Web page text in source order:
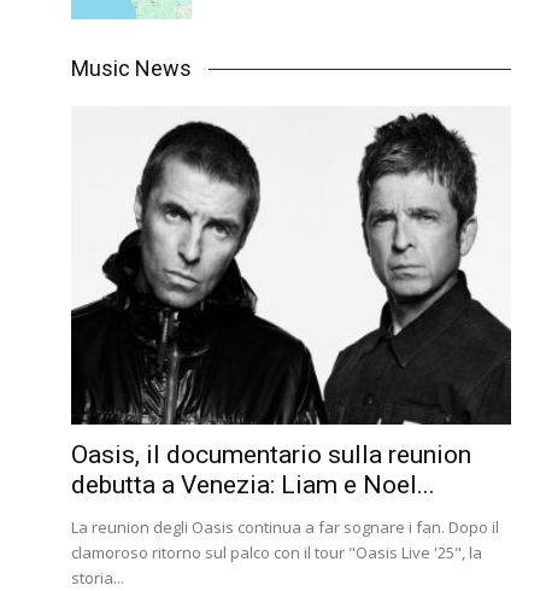
Music News
Oasis, il documentario sulla reunion
debutta a Venezia: Liam e Noel...
La reunion degli Oasis continua a far sognare i fan. Dopo il
clamoroso ritorno sul palco con il tour "Oasis Live '25", la
storia...